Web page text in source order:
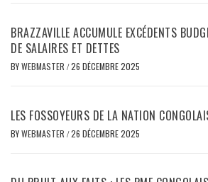
BRAZZAVILLE ACCUMULE EXCÉDENTS
DE SALAIRES ET DETTES
BYWEBMASTER /26 DÉCEMBRE 2025
LES FOSSOYEURS DE LA NATION
BYWEBMASTER /26 DÉCEMBRE 2025